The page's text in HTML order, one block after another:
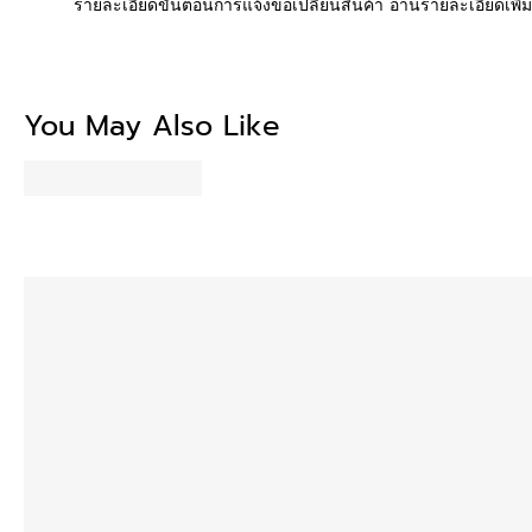
รายละเอียดขั้นตอนการแจ้งขอเปลี่ยนสินค้า อ่านรายละเอียดเพิ่
You May Also Like